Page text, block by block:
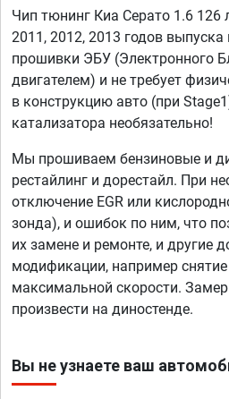
Чип тюнинг Киа Серато 1.6 126
2011, 2012, 2013 годов выпуска
прошивки ЭБУ (Электронного
двигателем) и не требует
в конструкцию авто (при
катализатора необязательно!
Мы прошиваем бензиновые и
рестайлинг и дорестайл. При
отключение EGR или
зонда), и ошибок по ним, что
их замене и ремонте, и другие
модификации, например снятие
максимальной скорости.
произвести на диностенде.
Вы не узнаете ваш